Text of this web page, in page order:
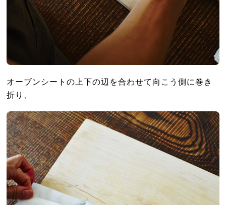
オーブンシートの上下の辺を合わせて向こう側に巻き
折り、